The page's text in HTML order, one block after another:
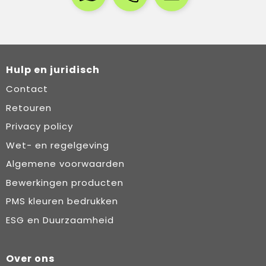
Hulp en juridisch
Contact
Retouren
Privacy policy
Wet- en regelgeving
Algemene voorwaarden
Bewerkingen producten
PMS kleuren bedrukken
ESG en Duurzaamheid
Over ons